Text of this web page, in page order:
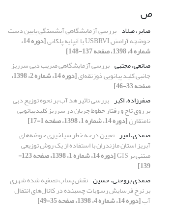
ص
صابر، میلاد بررسی آزمایشگاهی آبشستگی پایین دست
حوضچه آرامش USBRVI با آبپایه پلکانی [دوره 14،
شماره 4، 1398، صفحه 137-148]
صانعی، مجتبی بررسی آزمایشگاهی ضریب دبی سرریز
جانبی کلید پیانویی ذوزنقه‌ای [دوره 14، شماره 2، 1398،
صفحه 33-46]
صفرزاده، اکبر بررسی تاثیر هد آب بر نحوه توزیع دبی
بر روی تاج و رفتار خطوط جریان در سرریز کلیدپیانویی
نامتقارن[دوره 14، شماره 1، 1398، صفحه 1-17]
صمدی، امیر تعیین درجه خطر سیلخیزی حوضه‌های
آبریز استان مازندران با استفاده از یک روش توزیعی
مبتنی بر GIS [دوره 14، شماره 1، 1398، صفحه 123-
139]
صمدی بروجنی، حسین نقش پساب تصفیه شده شهری
بر نرخ فرسایش رسوبات چسبنده در کانال‌های انتقال
آب[دوره 14، شماره 4، 1398، صفحه 35-49]